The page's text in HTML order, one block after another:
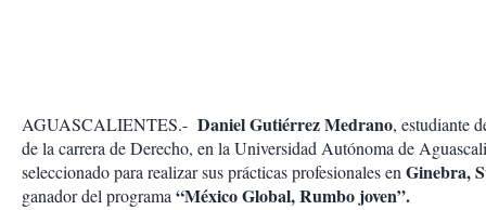
AGUASCALIENTES.- Daniel Gutiérrez Medrano, estudiante
de la carrera de Derecho, en la Universidad Autónoma de
seleccionado para realizar sus prácticas profesionales enGinebra,
ganador del programa“México Global, Rumbo joven”.